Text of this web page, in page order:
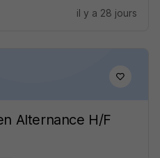
il y a 28 jours
Alternance H/F